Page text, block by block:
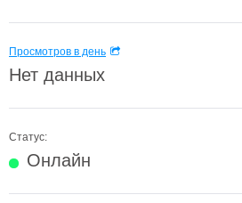
Просмотров в день
Нет данных
Статус:
Онлайн